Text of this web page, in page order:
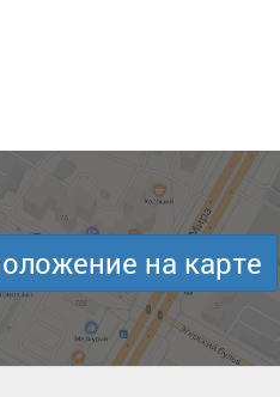
на карте